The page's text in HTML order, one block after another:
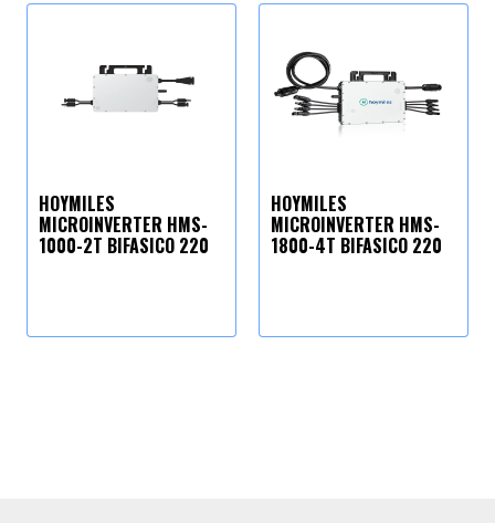
HOYMILES
MICROINVERTER HMS-
1000-2T BIFASICO 220
HOYMILES
MICROINVERTER HMS-
1800-4T BIFASICO 220